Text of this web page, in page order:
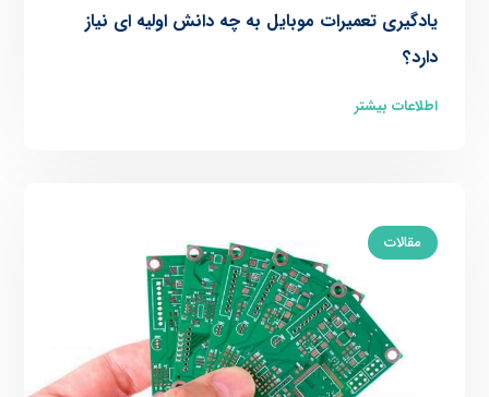
یادگیری تعمیرات موبایل به چه دانش اولیه ای نیاز
دارد؟
اطلاعات بیشتر
مقالات